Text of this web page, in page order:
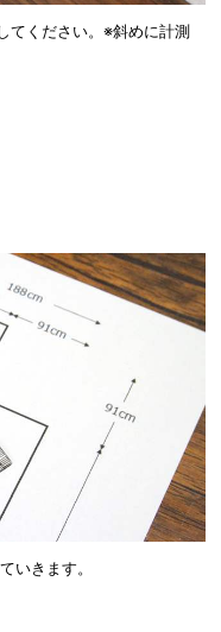
てください。※斜めに計測
いきます。